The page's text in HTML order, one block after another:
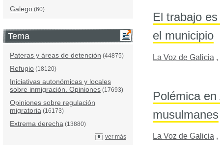
Galego (60)
Tema
Pateras y áreas de detención (44875)
Refugio (18120)
Iniciativas autonómicas y locales
sobre inmigración. Opiniones (17693)
Opiniones sobre regulación
migratoria (16173)
Extrema derecha (13880)
ver más
El trabajo
el municipio
La Voz de Galicia ,
Polémica
musulmanes
La Voz de Galicia ,